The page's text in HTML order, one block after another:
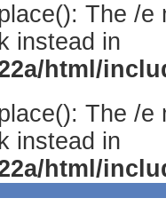
The /
instead in
html/
The /
instead in
html/